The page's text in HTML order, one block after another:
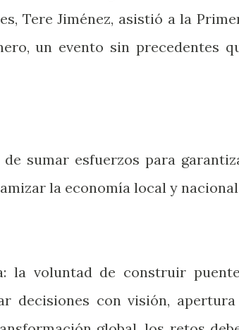
Tere Jiménez, asistió a la
un evento sin precedentes
sumar esfuerzos para
la economía local y
la voluntad de construir
decisiones con visión,